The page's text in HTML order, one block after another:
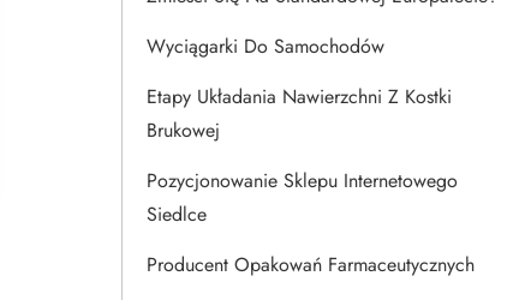
Wyciągarki Do Samochodów
Etapy Układania Nawierzchni Z Kostki
Brukowej
Pozycjonowanie Sklepu Internetowego
Siedlce
Producent Opakowań Farmaceutycznych